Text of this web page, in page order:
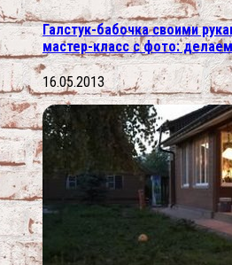
Галстук-бабочка своими
мастер-класс с фото:
16.05.2013